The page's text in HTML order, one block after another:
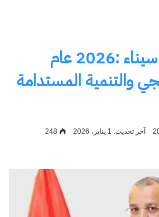
محافظة جنوب سيناء :2026 عام
والتنمية المستدامة
آخر تحديث: 1 يناير، 2026 248